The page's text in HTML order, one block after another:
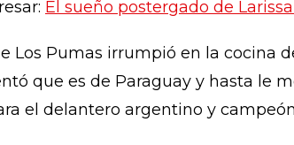
El sueño postergado de
Los Pumas irrumpió en la cocina
que es de Paraguay y hasta le
el delantero argentino y